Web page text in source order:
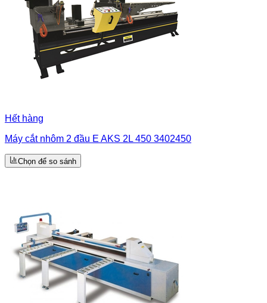
Hết hàng
Máy cắt nhôm 2 đầu E AKS 2L 450 3402450
Chọn để so sánh